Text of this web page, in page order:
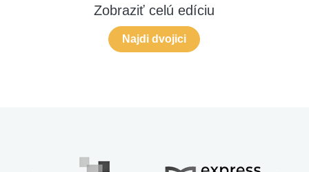
Zobraziť celú edíciu
Najdi dvojici